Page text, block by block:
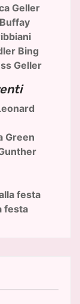
Geller
Bing
Geller
Green
festa
festa